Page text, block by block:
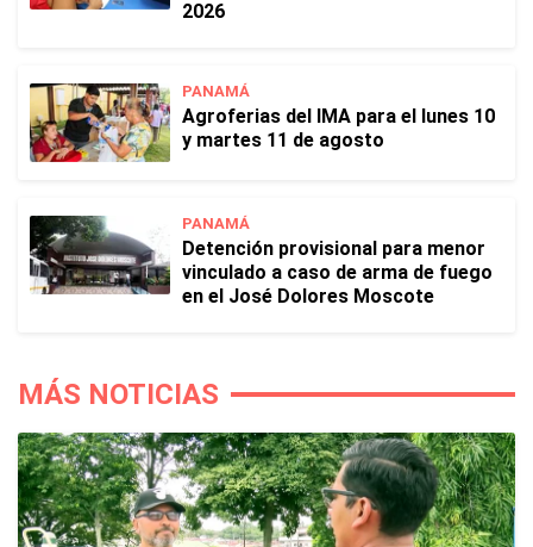
2026
PANAMÁ
Agroferias del IMA para el lunes 10
y martes 11 de agosto
PANAMÁ
Detención provisional para menor
vinculado a caso de arma de fuego
en el José Dolores Moscote
MÁS NOTICIAS